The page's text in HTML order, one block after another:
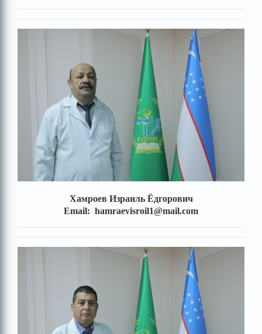
Хамроев Израиль Ёдгорович
Email: hamraevisroil1@mail.com